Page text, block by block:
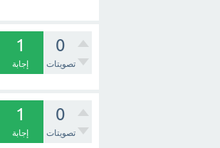
0
تصويتات
1
إجابة
0
تصويتات
1
إجابة